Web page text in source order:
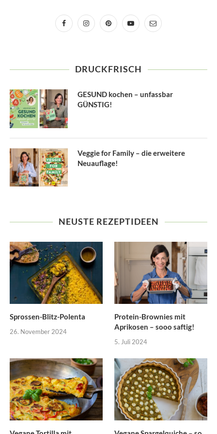
DRUCKFRISCH
GESUND kochen – unfassbar
GÜNSTIG!
Veggie for Family – die erweitere
Neuauflage!
NEUSTE REZEPTIDEEN
Sprossen-Blitz-Polenta
26. November 2024
Protein-Brownies mit
Aprikosen – sooo saftig!
5. Juli 2024